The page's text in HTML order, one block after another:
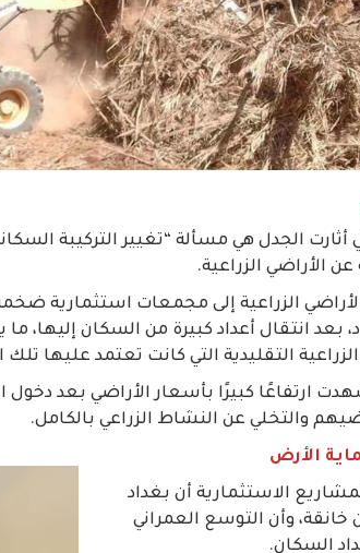
أثارت الجدل هي مسألة “تغيير التركيبة
الأراضي الزراعية.
الزراعية إلى مجمعات استثمارية
بعد انتقال أعداد كبيرة من السكان إليها،
التقليدية التي كانت تعتمد عليها
ارتفاعًا كبيرًا بأسعار الأراضي بعد دخول
والتخلي عن النشاط الزراعي بالكامل.
الأرض
الاستثمارية أن بغداد
وأن التوسع العمراني
السكان.